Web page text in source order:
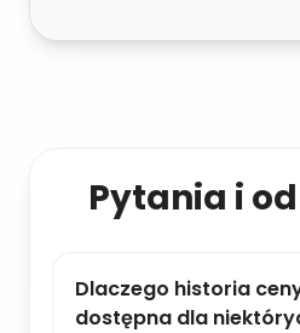
Pytania i
Dlaczego historia
dostępna dla